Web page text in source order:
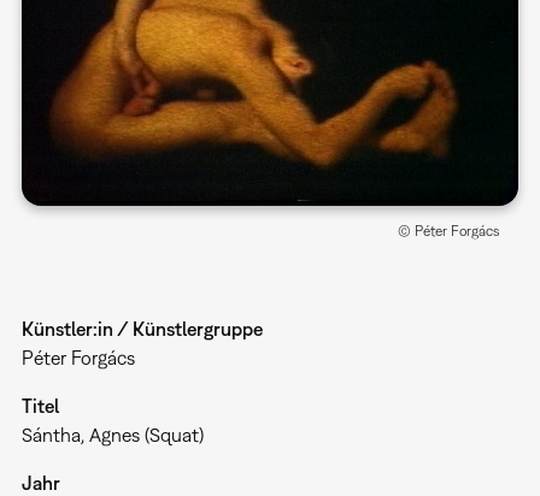
© Péter Forgács
Künstler:in / Künstlergruppe
Péter Forgács
Titel
Sántha, Agnes (Squat)
Jahr